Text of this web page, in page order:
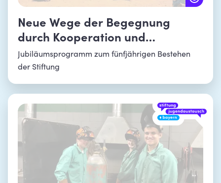
Neue Wege der Begegnung
durch Kooperation und
Vernetzung
Jubiläumsprogramm zum fünfjährigen Bestehen
der Stiftung